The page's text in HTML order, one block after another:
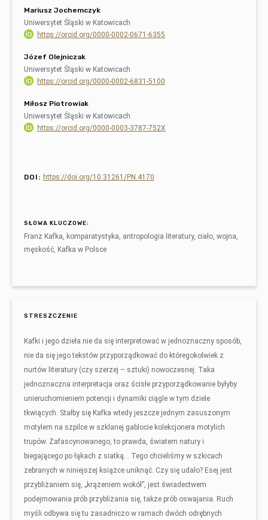
Mariusz Jochemczyk
Uniwersytet Śląski w Katowicach
https://orcid.org/0000-0002-0671-6355
Józef Olejniczak
Uniwersytet Śląski w Katowicach
https://orcid.org/0000-0002-6831-5100
Miłosz Piotrowiak
Uniwersytet Śląski w Katowicach
https://orcid.org/0000-0003-3787-752X
DOI: https://doi.org/10.31261/PN.4170
SŁOWA KLUCZOWE:
Franz Kafka, komparatystyka, antropologia literatury, ciało, wojna,
męskość, Kafka w Polsce
STRESZCZENIE
Kafki i jego dzieła nie da się interpretować w jednoznaczny sposób,
nie da się jego tekstów przyporządkować do któregokolwiek z
nurtów literatury (czy szerzej – sztuki) nowoczesnej. Taka
jednoznaczna interpretacja oraz ścisłe przyporządkowanie byłyby
unieruchomieniem potencji i dynamiki ciągle w tym dziele
tkwiących. Stałby się Kafka wtedy jeszcze jednym zasuszonym
motylem na szpilce w szklanej gablocie kolekcjonera motylich
trupów. Zafascynowanego, to prawda, światem natury i
biegającego po łąkach z siatką… Tego chcieliśmy w szkicach
zebranych w niniejszej książce uniknąć. Czy się udało? Esej jest
przybliżaniem się, „krążeniem wokół”, jest świadectwem
podejmowania prób przybliżania się, także prób oswajania. Ruch
myśli odbywa się tu zasadniczo w ramach dwóch odrębnych